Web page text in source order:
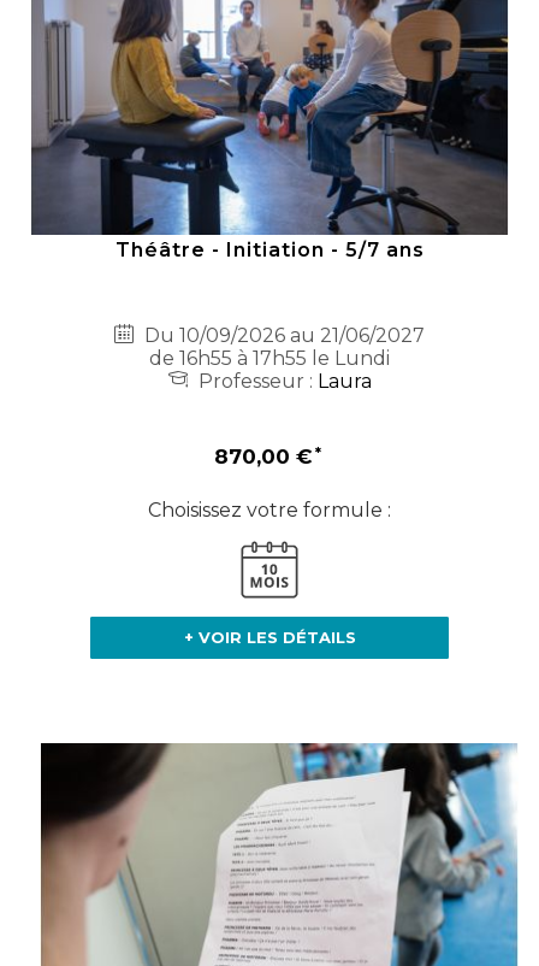
Théâtre - Initiation - 5/7 ans
Du 10/09/2026 au 21/06/2027
de 16h55 à 17h55 le Lundi
Professeur : Laura
870,00 €
Choisissez votre formule :
+ VOIR LES DÉTAILS